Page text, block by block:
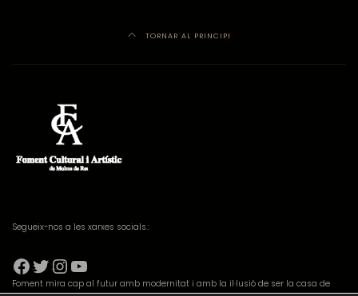
TORNAR AL PRINCIPI
Segueix-nos a les xarxes socials.:
Facebook
Twitter
Instagram
YouTube
Foment mira cap al futur amb modernitat i amb la il·lusió de ser la casa de